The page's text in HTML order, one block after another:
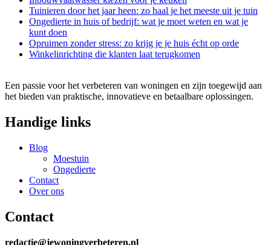
Tuinieren door het jaar heen: zo haal je het meeste uit je tuin
Ongedierte in huis of bedrijf: wat je moet weten en wat je
kunt doen
Opruimen zonder stress: zo krijg je je huis écht op orde
Winkelinrichting die klanten laat terugkomen
Een passie voor het verbeteren van woningen en zijn toegewijd aan
het bieden van praktische, innovatieve en betaalbare oplossingen.
Handige links
Blog
Moestuin
Ongedierte
Contact
Over ons
Contact
redactie@jewoningverbeteren.nl